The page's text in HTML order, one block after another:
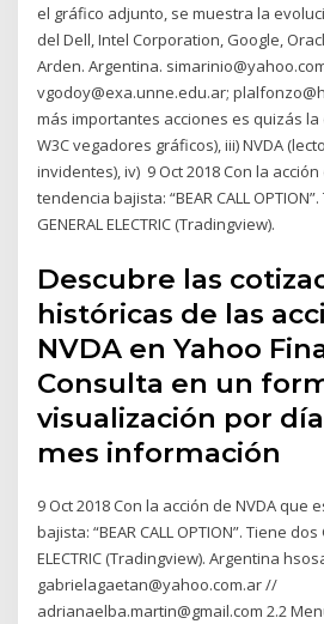
el gráfico adjunto, se muestra la
del Dell, Intel Corporation, Google,
Arden. Argentina.
vgodoy@exa.unne.edu.ar;
más importantes acciones es quizás
W3C vegadores gráficos), iii) NVDA
invidentes), iv) 9 Oct 2018 Con la
tendencia bajista: “BEAR CALL
GENERAL ELECTRIC (Tradingview).
Descubre las
históricas de las
NVDA en Yahoo
Consulta en un
visualización por
mes información
9 Oct 2018 Con la acción de NVDA que
bajista: “BEAR CALL OPTION”. Tiene
ELECTRIC (Tradingview). Argentina
gabrielagaetan@yahoo.com.ar //
adrianaelba.martin@gmail.com 2.2